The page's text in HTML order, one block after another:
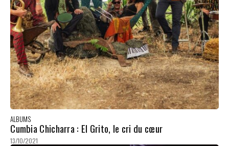
ALBUMS
Cumbia Chicharra : El Grito, le cri du cœur
13/10/2021